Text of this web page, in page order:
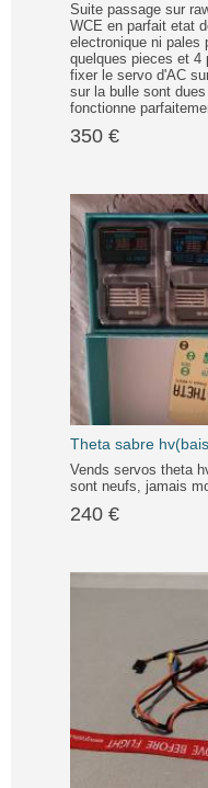
Suite passage sur
WCE en parfait etat
electronique ni pales
quelques pieces et 4
fixer le servo d'AC
sur la bulle sont
fonctionne
350 €
Theta sabre
Vends servos theta
sont neufs, jamais
240 €